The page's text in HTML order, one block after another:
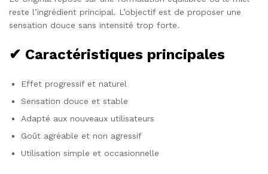
reste l’ingrédient principal. L’objectif est de proposer une
sensation douce sans intensité trop forte.
✔ Caractéristiques principales
Effet progressif et naturel
Sensation douce et stable
Adapté aux nouveaux utilisateurs
Goût agréable et non agressif
Utilisation simple et occasionnelle